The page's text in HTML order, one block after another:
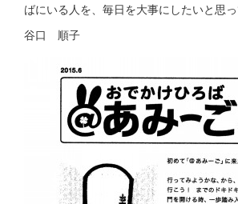
ばにいる人を、毎日を大事にしたいと思っ
谷口 順子